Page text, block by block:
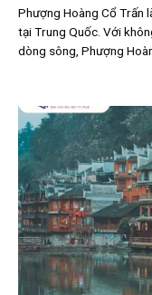
Phượng Hoàng Cổ Trấn
tại Trung Quốc. Với
dòng sông, Phượng